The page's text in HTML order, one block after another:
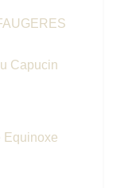
Capucin
Equinoxe